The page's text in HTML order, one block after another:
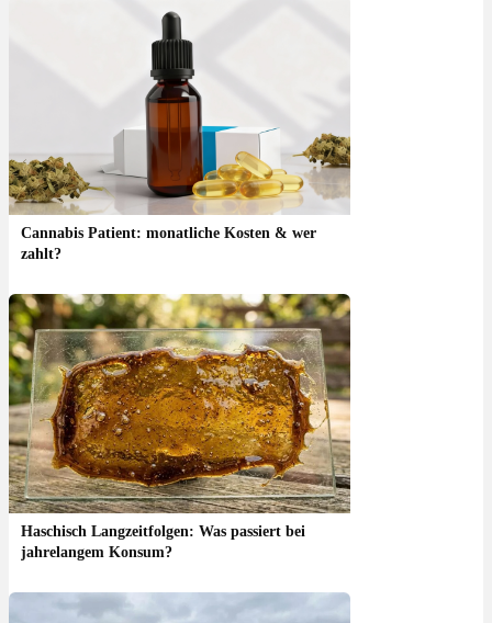
Cannabis Patient: monatliche Kosten & wer
zahlt?
Haschisch Langzeitfolgen: Was passiert bei
jahrelangem Konsum?